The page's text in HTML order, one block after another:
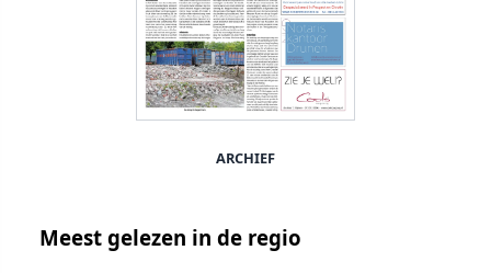
ARCHIEF
Meest gelezen in de regio